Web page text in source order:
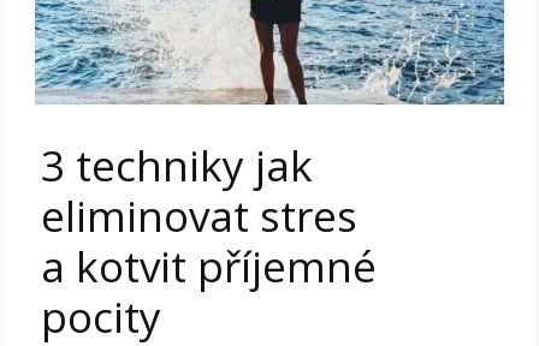
3 techniky jak
eliminovat stres
a kotvit příjemné
pocity